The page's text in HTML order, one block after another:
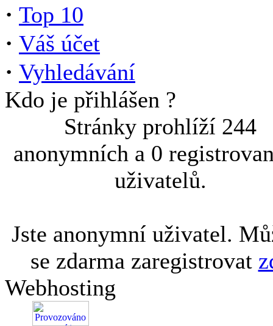
· Top 10
· Váš účet
· Vyhledávání
Kdo je přihlášen ?
Stránky prohlíží 244
anonymních a 0
uživatelů.
Jste anonymní uživatel.
se zdarma zaregistrovat
Webhosting